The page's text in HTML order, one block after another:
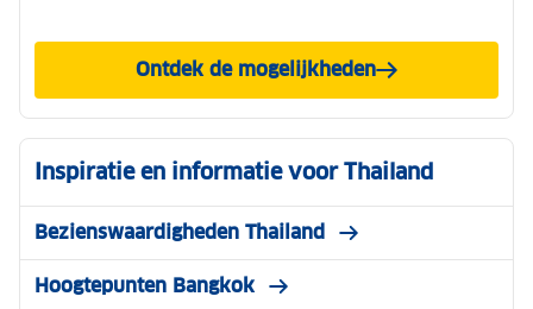
Ontdek de mogelijkheden
Inspiratie en informatie voor Thailand
Bezienswaardigheden Thailand
Hoogtepunten Bangkok